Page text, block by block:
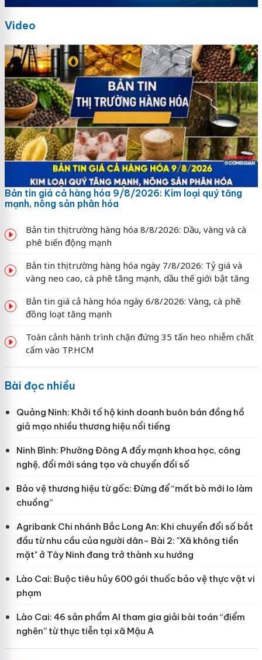
Video
Bản tin giá cả hàng hóa 9/8/2026: Kim loại quý tăng
mạnh, nông sản phân hóa
Bản tin thị trường hàng hóa 8/8/2026: Dầu, vàng và cà
phê biến động mạnh
Bản tin thị trường hàng hóa ngày 7/8/2026: Tỷ giá và
vàng neo cao, cà phê tăng mạnh, dầu thế giới bật tăng
Bản tin giá cả hàng hóa ngày 6/8/2026: Vàng, cà phê
đồng loạt tăng mạnh
Toàn cảnh hành trình chặn đứng 35 tấn heo nhiễm chất
cấm vào TP.HCM
Bài đọc nhiều
Quảng Ninh: Khởi tố hộ kinh doanh buôn bán đồng hồ
giả mạo nhiều thương hiệu nổi tiếng
Ninh Bình: Phường Đông A đẩy mạnh khoa học, công
nghệ, đổi mới sáng tạo và chuyển đổi số
Bảo vệ thương hiệu từ gốc: Đừng để “mất bò mới lo làm
chuồng”
Agribank Chi nhánh Bắc Long An: Khi chuyển đổi số bắt
đầu từ nhu cầu của người dân- Bài 2: "Xã không tiền
mặt" ở Tây Ninh đang trở thành xu hướng
Lào Cai: Buộc tiêu hủy 600 gói thuốc bảo vệ thực vật vi
phạm
Lào Cai: 46 sản phẩm AI tham gia giải bài toán “điểm
nghẽn” từ thực tiễn tại xã Mậu A